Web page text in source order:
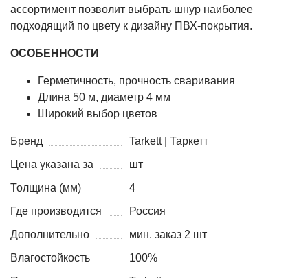
ассортимент позволит выбрать шнур наиболее
подходящий по цвету к дизайну ПВХ-покрытия.
ОСОБЕННОСТИ
Герметичность, прочность сваривания
Длина 50 м, диаметр 4 мм
Широкий выбор цветов
Бренд
Tarkett | Таркетт
Цена указана за
шт
Толщина (мм)
4
Где производится
Россия
Дополнительно
мин. заказ 2 шт
Влагостойкость
100%